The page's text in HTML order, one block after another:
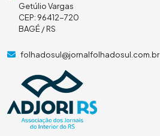
Getúlio Vargas
CEP: 96412-720
BAGÉ / RS
folhadosul@jornalfolhadosul.com.br